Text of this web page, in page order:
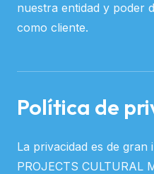
nuestra entidad y poder
como cliente.
Política de
La privacidad es de gran
PROJECTS CULTURAL